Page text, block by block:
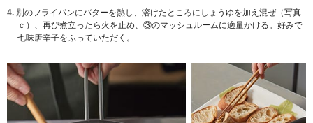
4. 別のフライパンにバターを熱し、溶けたところにしょうゆを加え混ぜ（写真
ｃ）、再び煮立ったら火を止め、③のマッシュルームに適量かける。好みで
七味唐辛子をふっていただく。